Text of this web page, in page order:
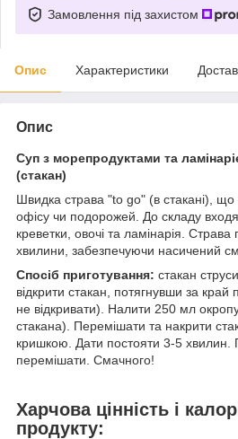
Замовлення під захистом
Опис Характеристики
Опис
Суп з морепродуктами та
(стакан)
Швидка страва "to go" (в стакані), що
офісу чи подорожей. До складу
креветки, овочі та ламінарія. Страва
хвилини, забезпечуючи насичений
Спосіб приготування: стакан
відкрити стакан, потягнувши за край
не відкривати). Налити 250 мл
стакана). Перемішати та накрити
кришкою. Дати постояти 3-5
перемішати. Смачного!
Харчова цінність і
продукту: